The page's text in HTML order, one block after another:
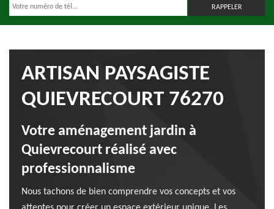
ARTISAN PAYSAGISTE
QUIEVRECOURT 76270
Votre aménagement jardin à
Quievrecourt réalisé avec
professionnalisme
Nous tachons de bien comprendre vos concepts et vos